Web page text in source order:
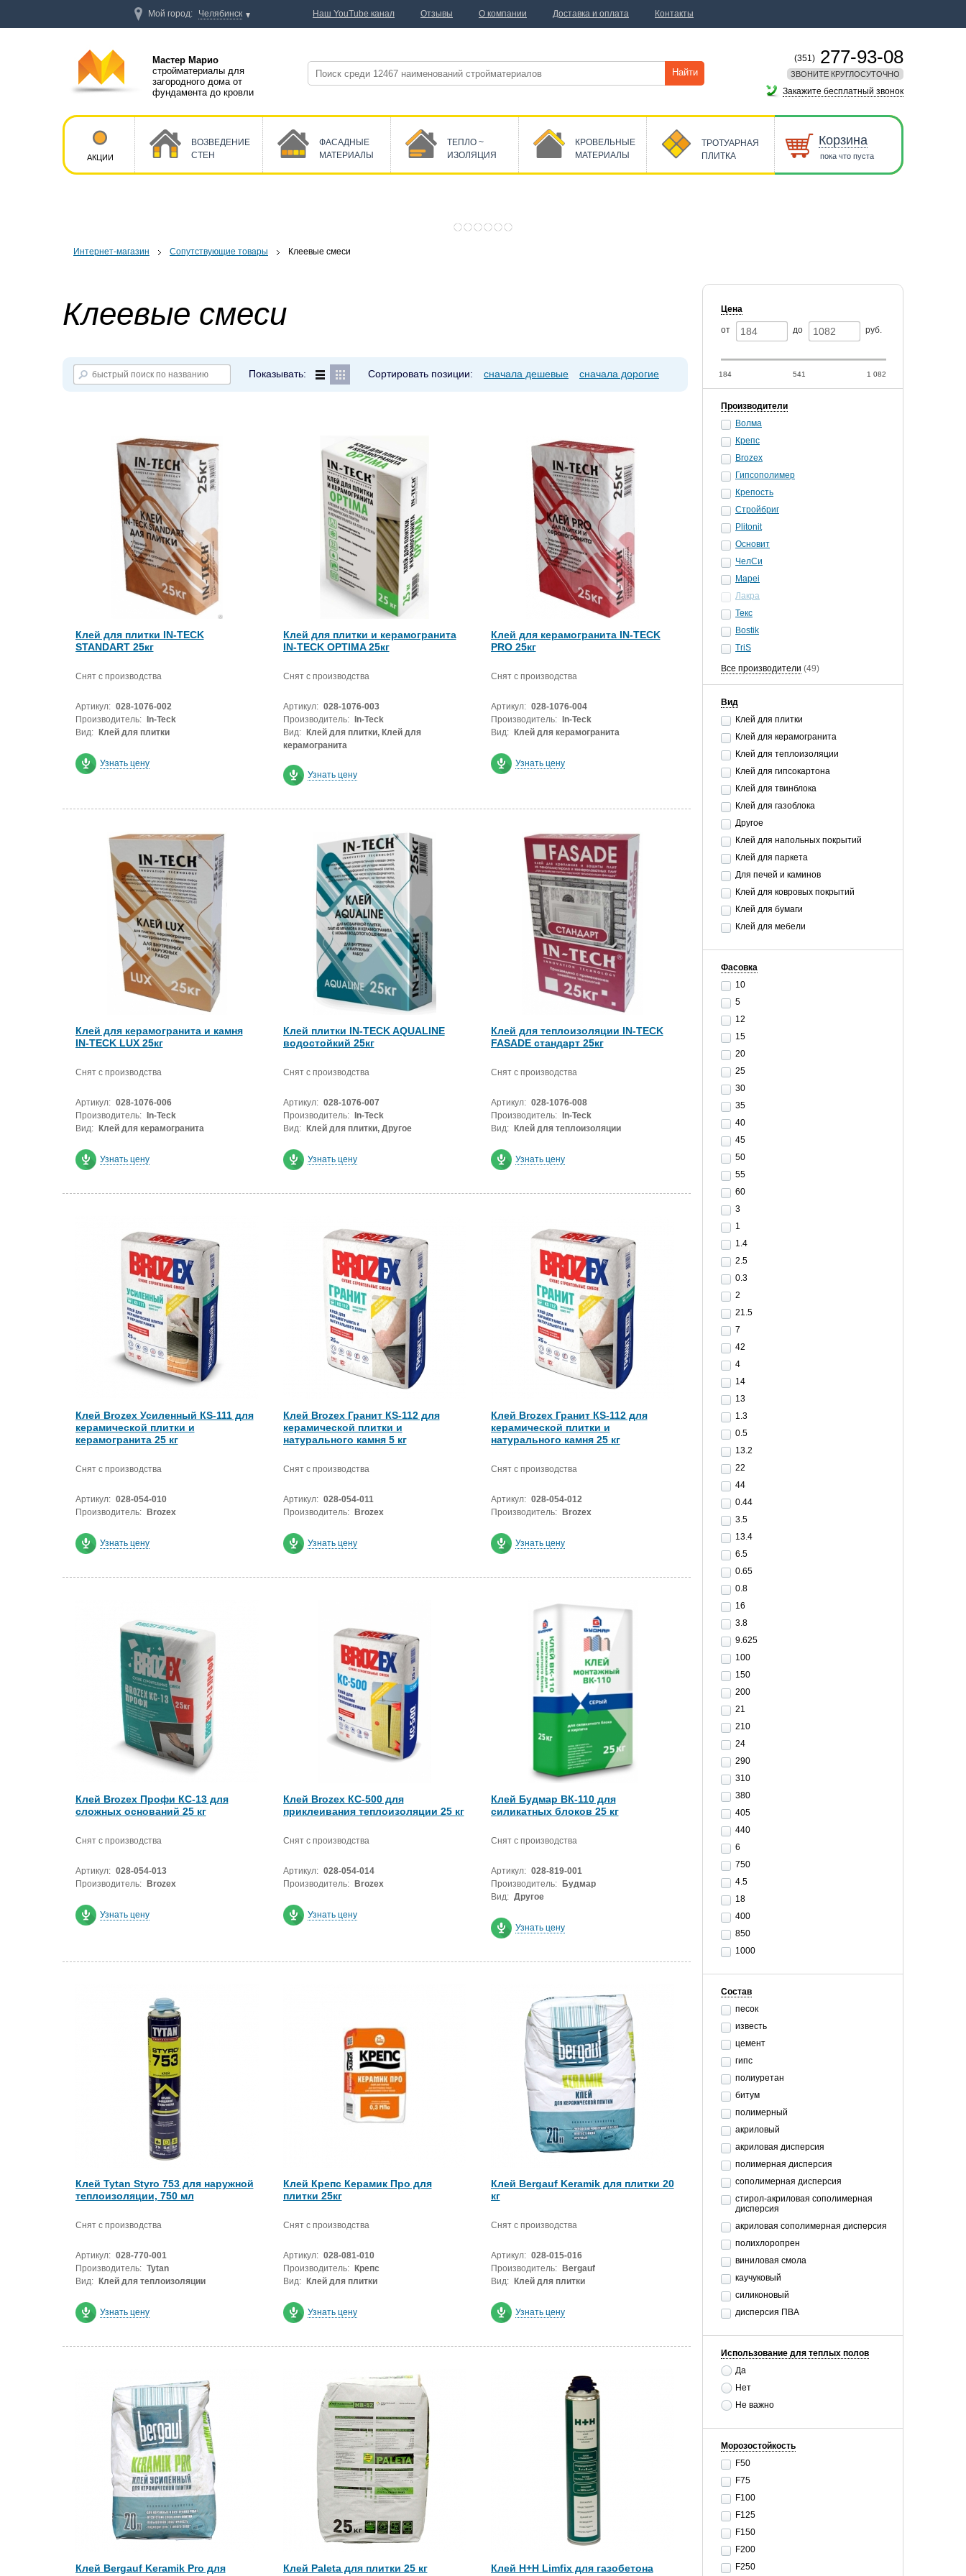
Интернет-магазин Сопутствующие товары Клеевые смеси
Цена
от до руб.
184 1 082
541
Производители
Волма
Крепс
Brozex
Гипсополимер
Крепость
Стройбриг
Plitonit
Основит
ЧелСи
Mapei
Лакра
Текс
Bostik
TriS
Все производители (49)
Вид
Клей для плитки
Клей для керамогранита
Клей для теплоизоляции
Клей для гипсокартона
Клей для твинблока
Клей для газоблока
Другое
Клей для напольных покрытий
Клей для паркета
Для печей и каминов
Клей для ковровых покрытий
Клей для бумаги
Клей для мебели
Фасовка
10
5
12
15
20
25
30
35
40
45
50
55
60
3
1
1.4
2.5
0.3
2
21.5
7
42
4
14
13
1.3
0.5
13.2
22
44
0.44
3.5
13.4
6.5
0.65
0.8
16
3.8
9.625
100
150
200
21
210
24
290
310
380
405
440
6
750
4.5
18
400
850
1000
Состав
песок
известь
цемент
гипс
полиуретан
битум
полимерный
акриловый
акриловая дисперсия
полимерная дисперсия
сополимерная дисперсия
стирол-акриловая сополимерная
дисперсия
акриловая сополимерная дисперсия
полихлоропрен
виниловая смола
каучуковый
силиконовый
дисперсия ПВА
Использование для теплых полов
Да
Нет
Не важно
Морозостойкость
F50
F75
F100
F125
F150
F200
F250
Клеевые смеси
Показывать: Сортировать позиции: сначала дешевые сначала дорогие
Клей для плитки IN-TECK
STANDART 25кг
Снят с производства
Артикул: 028-1076-002
Производитель:
In-Teck
Вид:
Клей для плитки
Узнать цену
Клей для плитки и керамогранита
IN-TECK OPTIMA 25кг
Снят с производства
Артикул: 028-1076-003
Производитель:
In-Teck
Вид:
Клей для плитки, Клей для
керамогранита
Узнать цену
Клей для керамогранита IN-TECK
PRO 25кг
Снят с производства
Артикул: 028-1076-004
Производитель:
In-Teck
Вид:
Клей для керамогранита
Узнать цену
Клей для керамогранита и камня
IN-TECK LUX 25кг
Снят с производства
Артикул: 028-1076-006
Производитель:
In-Teck
Вид:
Клей для керамогранита
Узнать цену
Клей плитки IN-TECK AQUALINE
водостойкий 25кг
Снят с производства
Артикул: 028-1076-007
Производитель:
In-Teck
Вид:
Клей для плитки, Другое
Узнать цену
Клей для теплоизоляции IN-TECK
FASADE стандарт 25кг
Снят с производства
Артикул: 028-1076-008
Производитель:
In-Teck
Вид:
Клей для теплоизоляции
Узнать цену
Клей Brozex Усиленный КS-111 для
керамической плитки и
керамогранита 25 кг
Снят с производства
Артикул: 028-054-010
Производитель:
Brozex
Узнать цену
Клей Brozex Гранит КS-112 для
керамической плитки и
натурального камня 5 кг
Снят с производства
Артикул: 028-054-011
Производитель:
Brozex
Узнать цену
Клей Brozex Гранит КS-112 для
керамической плитки и
натурального камня 25 кг
Снят с производства
Артикул: 028-054-012
Производитель:
Brozex
Узнать цену
Клей Brozex Профи КС-13 для
сложных оснований 25 кг
Снят с производства
Артикул: 028-054-013
Производитель:
Brozex
Узнать цену
Клей Brozex КС-500 для
приклеивания теплоизоляции 25 кг
Снят с производства
Артикул: 028-054-014
Производитель:
Brozex
Узнать цену
Клей Будмар ВК-110 для
силикатных блоков 25 кг
Снят с производства
Артикул: 028-819-001
Производитель:
Будмар
Вид: Другое
Узнать цену
Клей Tytan Styro 753 для наружной
теплоизоляции, 750 мл
Снят с производства
Артикул: 028-770-001
Производитель: Tytan
Вид:
Клей для теплоизоляции
Узнать цену
Клей Крепс Керамик Про для
плитки 25кг
Снят с производства
Артикул: 028-081-010
Производитель:
Крепс
Вид:
Клей для плитки
Узнать цену
Клей Bergauf Keramik для плитки 20
кг
Снят с производства
Артикул: 028-015-016
Производитель:
Bergauf
Вид:
Клей для плитки
Узнать цену
Клей Bergauf Keramik Pro для
Клей Paleta для плитки 25 кг
Клей H+H Limfix для газобетона
Мастер Марио
стройматериалы для
загородного дома от
фундамента до кровли
Найти
(351) 277-93-08
ЗВОНИТЕ КРУГЛОСУТОЧНО
Закажите бесплатный звонок
АКЦИИ
ВОЗВЕДЕНИЕ
СТЕН
ФАСАДНЫЕ
МАТЕРИАЛЫ
ТЕПЛО ~
ИЗОЛЯЦИЯ
КРОВЕЛЬНЫЕ
МАТЕРИАЛЫ
ТРОТУАРНАЯ
ПЛИТКА
Корзина
пока что пуста
Мой город: Челябинск Наш YouTube канал Отзывы О компании Доставка и оплата Контакты